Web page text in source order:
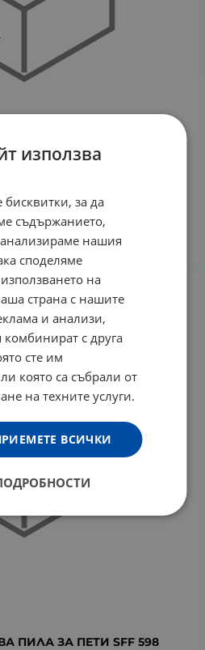
ЗА ПЕТИ FF105
/ 10.25 лв.
КУПИ
ПИЛА ЗА ПЕТИ SFF 598
използва
за да
съдържанието,
нашия
споделяме
на
страна с нашите
и анализи,
с друга
сте им
която са събрали от
на техните услуги.
ВСИЧКИ